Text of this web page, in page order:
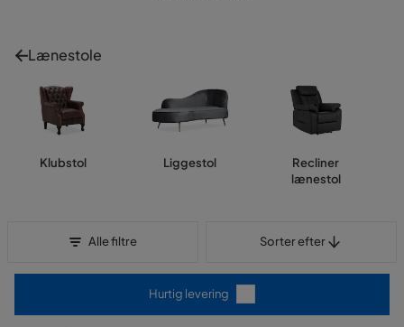
Lænestole
Klubstol Liggestol
Recliner
lænestol
Alle filtre Sorter efter
Hurtig levering